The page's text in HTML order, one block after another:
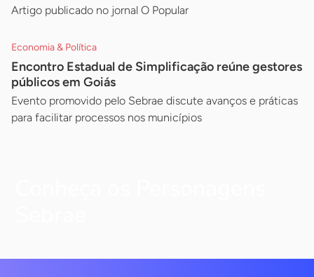
Artigo publicado no jornal O Popular
Economia & Política
Encontro Estadual de Simplificação reúne gestores
públicos em Goiás
Evento promovido pelo Sebrae discute avanços e práticas
para facilitar processos nos municípios